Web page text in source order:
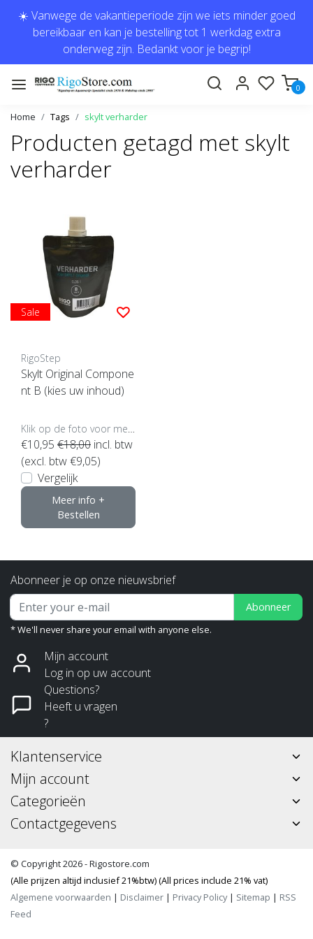
☀️ Vanwege de vakantieperiode zijn we iets minder goed
bereikbaar en kan je bestelling tot 1 werkdag extra
onderweg zijn. Bedankt voor je begrip!
0
Home Tags skylt verharder
Producten getagd met skylt
verharder
Sale
RigoStep
Skylt Original Compone
nt B (kies uw inhoud)
€10,95 €18,00 incl. btw
(excl. btw €9,05)
Vergelijk
Meer info +
Bestellen
Abonneer je op onze nieuwsbrief
Abonneer
* We'll never share your email with anyone else.
Mijn account
Log in op uw account
Questions?
Heeft u vragen
?
Klantenservice
Mijn account
Categorieën
Contactgegevens
© Copyright 2026 - Rigostore.com
(Alle prijzen altijd inclusief 21%btw) (All prices include 21% vat)
Algemene voorwaarden | Disclaimer | Privacy Policy| Sitemap | RSS
Feed